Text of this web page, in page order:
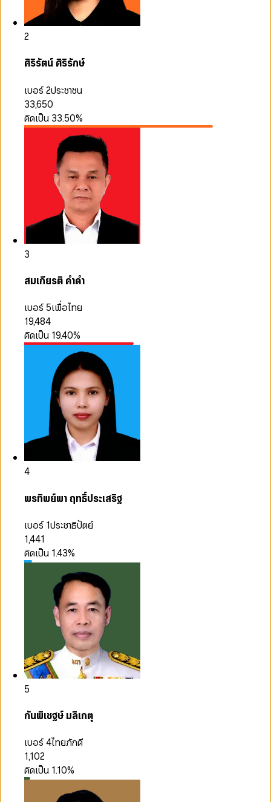
2
ศิริรัตน์ ศิริรักษ์
เบอร์ 2ประชาชน
33,650
คิดเป็น 33.50%
3
สมเกียรติ คำดำ
เบอร์ 5เพื่อไทย
19,484
คิดเป็น 19.40%
4
พรทิพย์พา ฤทธิ์ประเสริฐ
เบอร์ 1ประชาธิปัตย์
1,441
คิดเป็น 1.43%
5
กันพิเชฐษ์ มลิเกตุ
เบอร์ 4ไทยภักดี
1,102
คิดเป็น 1.10%